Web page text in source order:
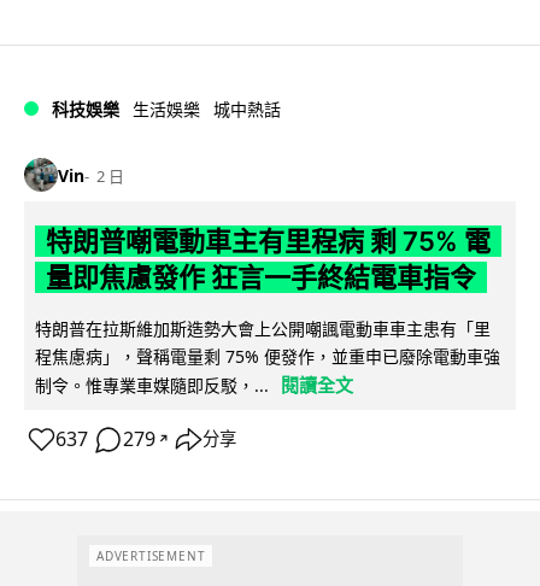
科技娛樂 生活娛樂 城中熱話
Vin 2 日
特朗普嘲電動車主有里程病 剩 75% 電
量即焦慮發作 狂言一手終結電車指令
特朗普在拉斯維加斯造勢大會上公開嘲諷電動車車主患有「里
程焦慮病」，聲稱電量剩 75% 便發作，並重申已廢除電動車強
制令。惟專業車媒隨即反駁，...
閱讀全文
637 279 ↗ 分享
ADVERTISEMENT